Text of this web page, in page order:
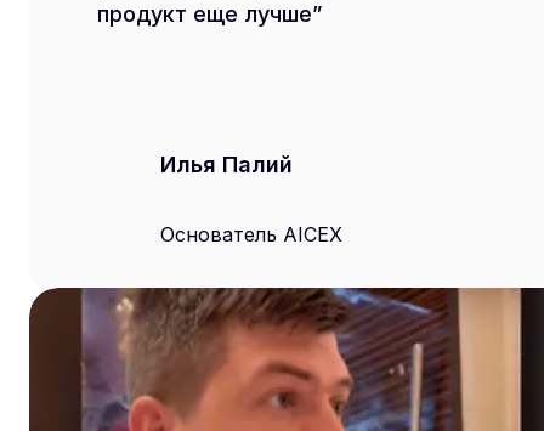
продукт еще лучше
Илья Палий
Основатель AICEX